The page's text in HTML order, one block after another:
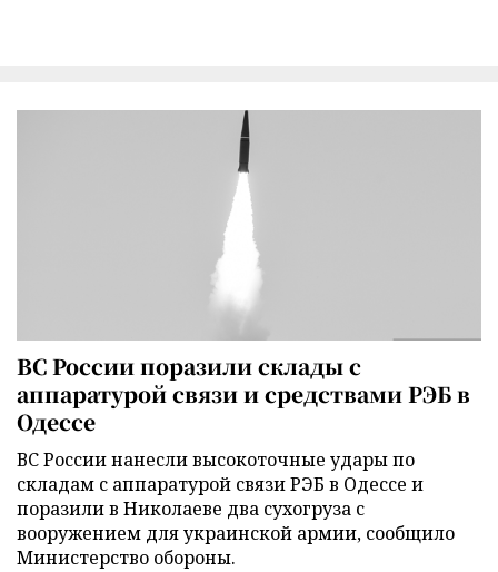
ВС России поразили склады с
аппаратурой связи и средствами РЭБ в
Одессе
ВС России нанесли высокоточные удары по
складам с аппаратурой связи РЭБ в Одессе и
поразили в Николаеве два сухогруза с
вооружением для украинской армии, сообщило
Министерство обороны.